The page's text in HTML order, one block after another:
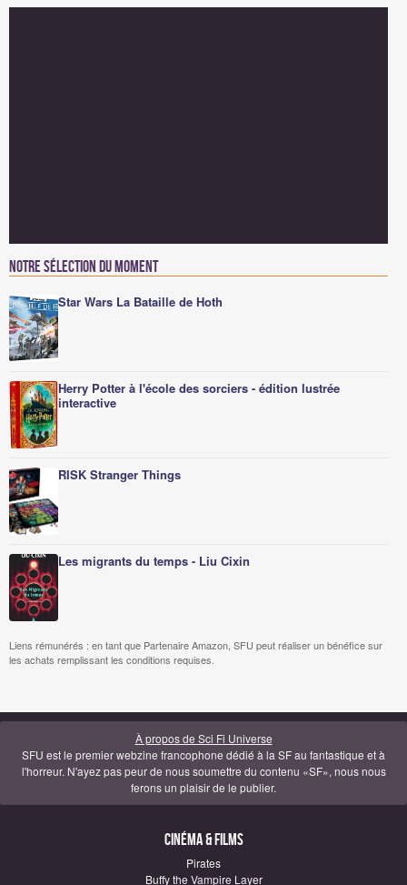
Notre sélection du moment
Star Wars La Bataille de Hoth
Herry Potter à l'école des sorciers - édition lustrée
interactive
RISK Stranger Things
Les migrants du temps - Liu Cixin
Liens rémunérés : en tant que Partenaire Amazon, SFU peut réaliser un bénéfice sur
les achats remplissant les conditions requises.
À propos de Sci Fi Universe
SFU est le premier webzine francophone dédié à la SF au fantastique et à
l'horreur. N'ayez pas peur de nous soumettre du contenu «SF», nous nous
ferons un plaisir de le publier.
Cinéma & Films
Pirates
Buffy the Vampire Layer